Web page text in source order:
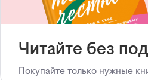
Читайте без
Покупайте только нужные